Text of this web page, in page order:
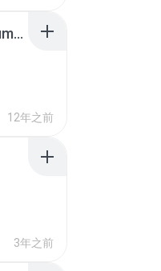
Junior Miss Pageant 1999 Series (Volume I Part I NC 6).7z
12年之前
3年之前